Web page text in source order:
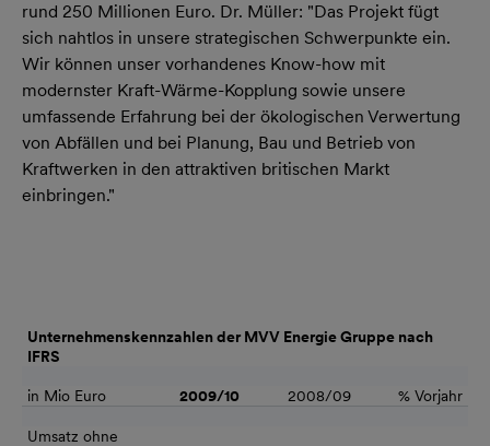
rund 250 Millionen Euro. Dr. Müller: "Das Projekt fügt
sich nahtlos in unsere strategischen Schwerpunkte ein.
Wir können unser vorhandenes Know-how mit
modernster Kraft-Wärme-Kopplung sowie unsere
umfassende Erfahrung bei der ökologischen Verwertung
von Abfällen und bei Planung, Bau und Betrieb von
Kraftwerken in den attraktiven britischen Markt
einbringen."
Unternehmenskennzahlen der MVV Energie Gruppe nach
IFRS
in Mio Euro 2009/10 2008/09 % Vorjahr
Umsatz ohne